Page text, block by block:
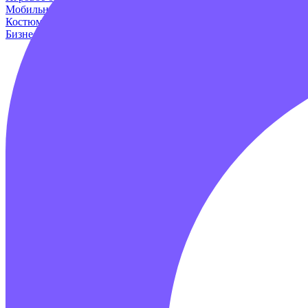
Мобильные аттракционы
Костюмы динозавров
Бизнес наборы